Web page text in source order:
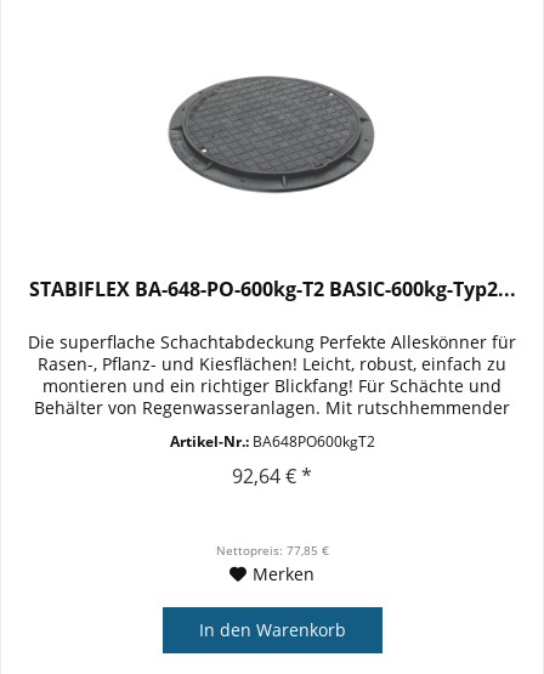
STABIFLEX BA-648-PO-600kg-T2 BASIC-600kg-Typ2...
Die superflache Schachtabdeckung Perfekte Alleskönner für
Rasen-, Pflanz- und Kiesflächen! Leicht, robust, einfach zu
montieren und ein richtiger Blickfang! Für Schächte und
Behälter von Regenwasseranlagen. Mit rutschhemmender
Artikel-Nr.:BA648PO600kgT2
92,64 € *
Nettopreis: 77,85 €
Merken
In den Warenkorb